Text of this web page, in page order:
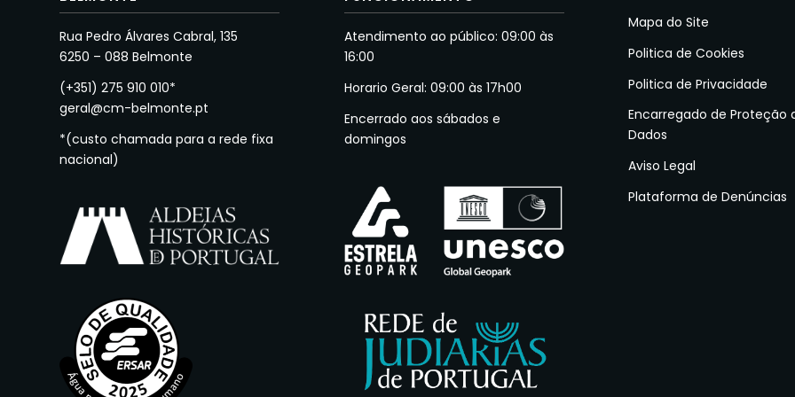
Rua Pedro Álvares Cabral, 135
6250 – 088 Belmonte
(+351) 275 910 010*
geral@cm-belmonte.pt
*(custo chamada para a rede fixa
nacional)
Atendimento ao público: 09:00 às
16:00
Horario Geral: 09:00 às 17h00
Encerrado aos sábados e
domingos
Mapa do Site
Politica de Cookies
Politica de Privacidade
Encarregado de Proteção
Dados
Aviso Legal
Plataforma de Denúncias